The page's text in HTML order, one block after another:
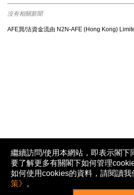
沒有相關新聞
AFE買/沽資金流由 N2N-AFE (Hong Kong)
繼續訪問/使用本網站，即表示閣下
要了解更多有關閣下如何管理
如何使用cookies的資料，請閱讀我
策》 。